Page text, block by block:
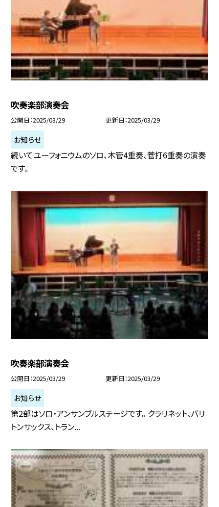
吹奏楽部演奏会
公開日 2025/03/29 更新日 2025/03/29
お知らせ
続いてユーフォニウムのソロ、木管4重奏、菅打6重奏の演奏
です。
吹奏楽部演奏会
公開日 2025/03/29 更新日 2025/03/29
お知らせ
第2部はソロ・アンサンブルステージです。 クラリネット、バリ
トンサックス、トラン...